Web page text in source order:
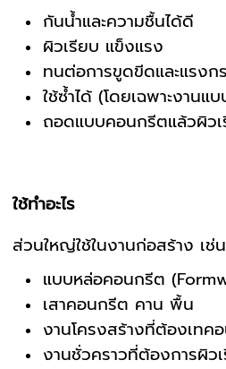
กันน้ำและความชื้นได้ดี
ผิวเรียบ แข็งแรง
ทนต่อการขูดขีดและแรงก
ใช้ซ้ำได้ (โดยเฉพาะงาน
ถอดแบบคอนกรีตแล้วผิว
ใช้ทำอะไร
ส่วนใหญ่ใช้ในงานก่อสร้าง เช่
แบบหล่อคอนกรีต
เสาคอนกรีต คาน พื้น
งานโครงสร้างที่ต้องเทค
งานชั่วคราวที่ต้องการผิว